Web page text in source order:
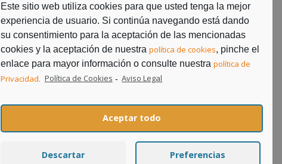
Este sitio web utiliza cookies para que usted tenga la mejor
experiencia de usuario. Si continúa navegando está dando
su consentimiento para la aceptación de las mencionadas
cookies y la aceptación de nuestrapolítica de cookies, pinche el
enlace para mayor información o consulte nuestrapolítica de
Privacidad. Política de Cookies - Aviso Legal
Aceptar todo
Descartar Preferencias